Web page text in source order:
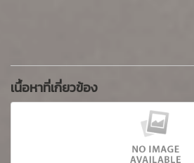
เนื้อหาที่เกี่ยวข้อง